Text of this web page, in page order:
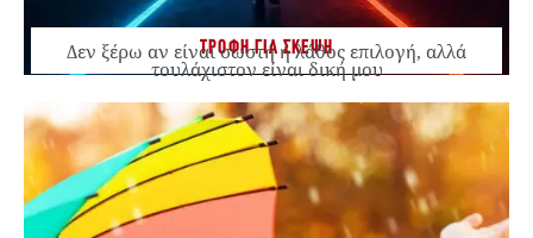
ΤΡΟΦΗ ΓΙΑ ΣΚΕΨΗ
Δεν ξέρω αν είναι σωστή ή λάθος επιλογή, αλλά
τουλάχιστον είναι δική μου